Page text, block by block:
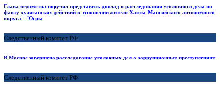
Глава ведомства поручил представить доклад о расследовании уголовного дела по
факту хулиганских действий в отношении жителя Ханты-Мансийского автономного
округа – Югры
Следственный комитет РФ
В Москве завершено расследование уголовных дел о коррупционных преступлениях
Следственный комитет РФ